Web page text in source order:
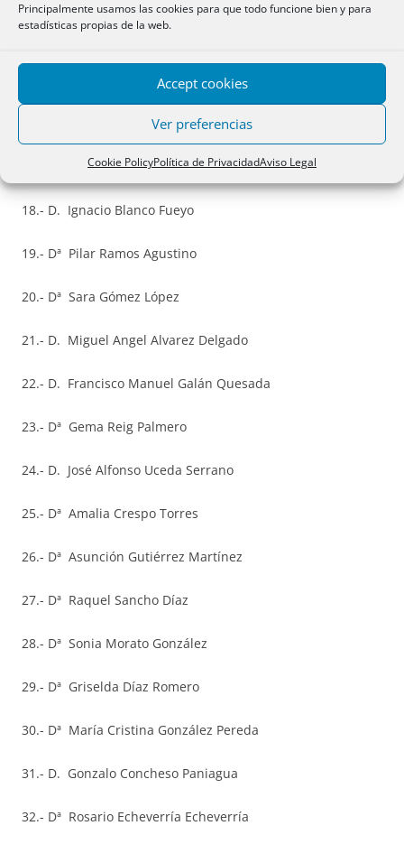
Principalmente usamos las cookies para que todo funcione bien y para
estadísticas propias de la web.
Accept cookies
Ver preferencias
Cookie PolicyPolítica de PrivacidadAviso Legal
14.- D. Miguel Ángel Manzano Fernández
15.- D. Andrés Ylla García-Germán
16.- D. Oscar Zorrilla Blanco
17.- D. Segundo Miguel Pascual Soler
18.- D. Ignacio Blanco Fueyo
19.- Dª Pilar Ramos Agustino
20.- Dª Sara Gómez López
21.- D. Miguel Angel Alvarez Delgado
22.- D. Francisco Manuel Galán Quesada
23.- Dª Gema Reig Palmero
24.- D. José Alfonso Uceda Serrano
25.- Dª Amalia Crespo Torres
26.- Dª Asunción Gutiérrez Martínez
27.- Dª Raquel Sancho Díaz
28.- Dª Sonia Morato González
29.- Dª Griselda Díaz Romero
30.- Dª María Cristina González Pereda
31.- D. Gonzalo Concheso Paniagua
32.- Dª Rosario Echeverría Echeverría